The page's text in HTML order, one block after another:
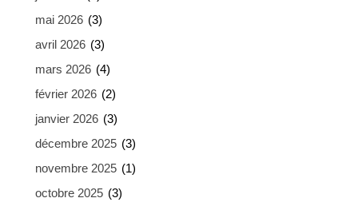
mai 2026 (3)
avril 2026 (3)
mars 2026 (4)
février 2026 (2)
janvier 2026 (3)
décembre 2025 (3)
novembre 2025 (1)
octobre 2025 (3)